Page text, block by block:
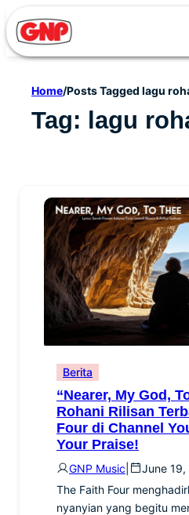
to
content
Home/Posts Tagged lagu
Tag: lagu
Berita
“Nearer, My God,
Rohani Rilisan
Four di Channel
Your Praise!
GNP Music
June 19,
The Faith Four
nyanyian yang begitu